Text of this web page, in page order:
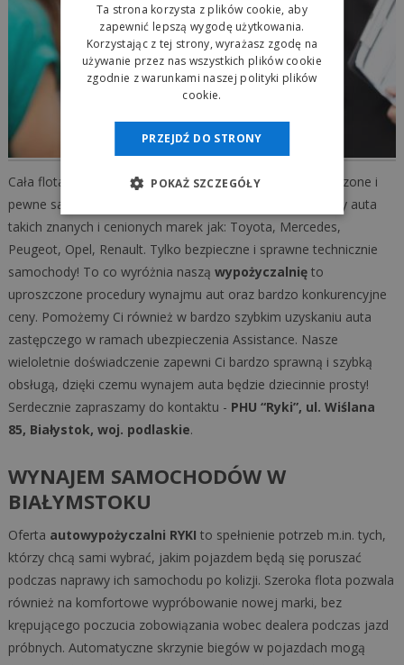
Cała flota aut naszejautowypożyczalnito tylko sprawdzone i
pewne samochody. W naszej ofercie wynajmu posiadamy auta
takich znanych i cenionych marek jak: Toyota, Mercedes,
Peugeot, Opel, Renault. Tylko bezpieczne i sprawne technicznie
samochody! To co wyróżnia naszą wypożyczalnięto
uproszczone procedury wynajmu aut oraz bardzo konkurencyjne
ceny. Pomożemy Ci również w bardzo szybkim uzyskaniu auta
zastępczego w ramach ubezpieczenia Assistance. Nasze
wieloletnie doświadczenie zapewni Ci bardzo sprawną i szybką
obsługą, dzięki czemu wynajem auta będzie dziecinnie prosty!
Serdecznie zapraszamy do kontaktu - PHU “Ryki”, ul. Wiślana
85, Białystok, woj. podlaskie.
WYNAJEM SAMOCHODÓW W
BIAŁYMSTOKU
Oferta autowypożyczalni RYKI to spełnienie potrzeb m.in. tych,
którzy chcą sami wybrać, jakim pojazdem będą się poruszać
podczas naprawy ich samochodu po kolizji. Szeroka flota pozwala
również na komfortowe wypróbowanie nowej marki, bez
krępującego poczucia zobowiązania wobec dealera podczas jazd
próbnych. Automatyczne skrzynie biegów w pojazdach mogą
Ta strona korzysta z plików cookie, aby
zapewnić lepszą wygodę użytkowania.
Korzystając z tej strony, wyrażasz zgodę na
używanie przez nas wszystkich plików cookie
zgodnie z warunkami naszej polityki plików
cookie.
PRZEJDŹ DO STRONY
POKAŻ SZCZEGÓŁY